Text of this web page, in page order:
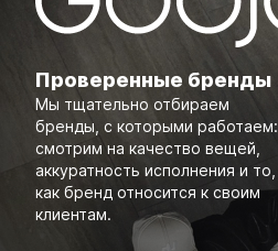
Проверенные бренды
Мы тщательно отбираем
бренды, с которыми работаем:
смотрим на качество вещей,
аккуратность исполнения и то,
как бренд относится к своим
клиентам.